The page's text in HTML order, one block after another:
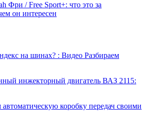
Фри / Free Sport+: что это за
он интересен
на шинах? : Видео Разбираем
инжекторный двигатель ВАЗ 2115:
автоматическую коробку передач своими